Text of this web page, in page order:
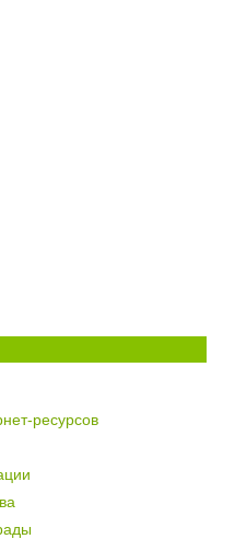
ресурсов